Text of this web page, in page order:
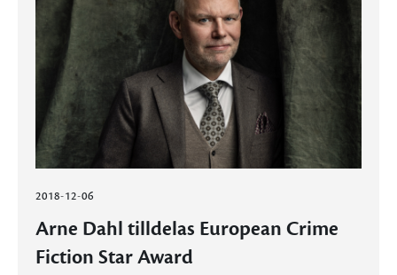
2018-12-06
Arne Dahl tilldelas European Crime
Fiction Star Award